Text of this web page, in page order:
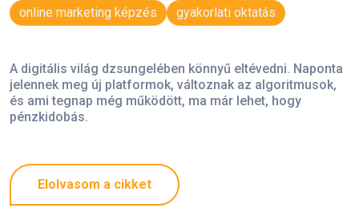
online marketing képzés
gyakorlati oktatás
A digitális világ dzsungelében könnyű eltévedni. Naponta
jelennek meg új platformok, változnak az algoritmusok,
és ami tegnap még működött, ma már lehet, hogy
pénzkidobás.
Elolvasom a cikket